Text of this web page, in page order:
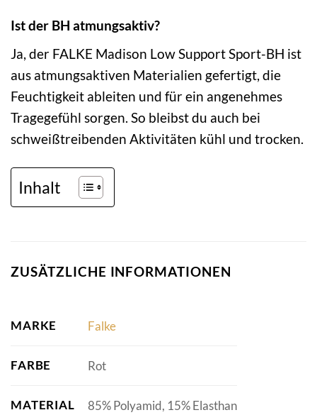
Ist der BH atmungsaktiv?
Ja, der FALKE Madison Low Support Sport-BH ist
aus atmungsaktiven Materialien gefertigt, die
Feuchtigkeit ableiten und für ein angenehmes
Tragegefühl sorgen. So bleibst du auch bei
schweißtreibenden Aktivitäten kühl und trocken.
Inhalt
ZUSÄTZLICHE INFORMATIONEN
MARKE Falke
FARBE Rot
MATERIAL 85% Polyamid, 15% Elasthan